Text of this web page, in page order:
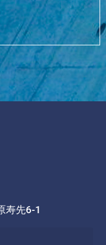
寿先6-1